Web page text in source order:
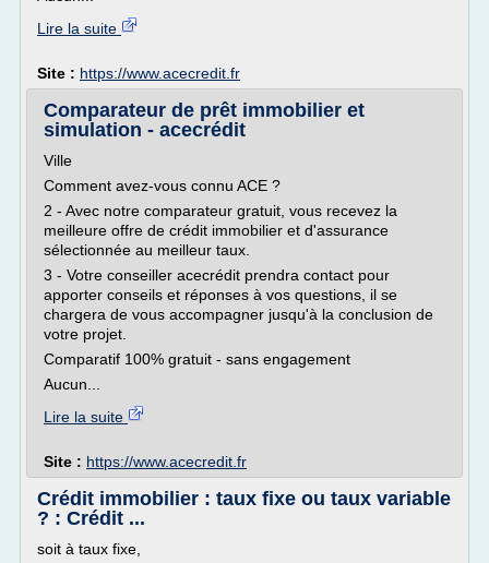
Lire la suite
Site : https://www.acecredit.fr
Comparateur de prêt immobilier et
simulation - acecrédit
Ville
Comment avez-vous connu ACE ?
2 - Avec notre comparateur gratuit, vous recevez la
meilleure offre de crédit immobilier et d'assurance
sélectionnée au meilleur taux.
3 - Votre conseiller acecrédit prendra contact pour
apporter conseils et réponses à vos questions, il se
chargera de vous accompagner jusqu'à la conclusion de
votre projet.
Comparatif 100% gratuit - sans engagement
Aucun...
Lire la suite
Site : https://www.acecredit.fr
Crédit immobilier : taux fixe ou taux variable
? : Crédit ...
soit à taux fixe,